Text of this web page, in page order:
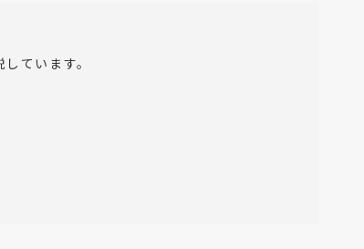
ています。